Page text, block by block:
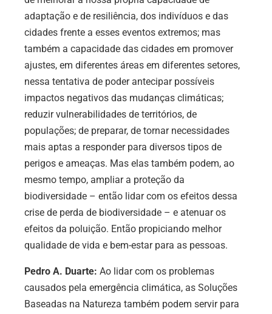
adaptação e de resiliência, dos indivíduos e das
cidades frente a esses eventos extremos; mas
também a capacidade das cidades em promover
ajustes, em diferentes áreas em diferentes setores,
nessa tentativa de poder antecipar possíveis
impactos negativos das mudanças climáticas;
reduzir vulnerabilidades de territórios, de
populações; de preparar, de tornar necessidades
mais aptas a responder para diversos tipos de
perigos e ameaças. Mas elas também podem, ao
mesmo tempo, ampliar a proteção da
biodiversidade – então lidar com os efeitos dessa
crise de perda de biodiversidade – e atenuar os
efeitos da poluição. Então propiciando melhor
qualidade de vida e bem-estar para as pessoas.
Pedro A. Duarte: Ao lidar com os problemas
causados pela emergência climática, as Soluções
Baseadas na Natureza também podem servir para